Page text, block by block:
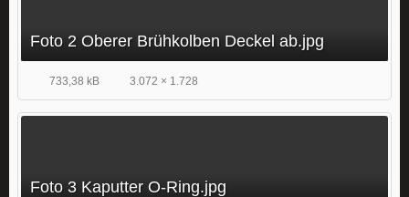
Foto 2 Oberer Brühkolben Deckel ab.jpg
733,38 kB 3.072 × 1.728
Foto 3 Kaputter O-Ring.jpg